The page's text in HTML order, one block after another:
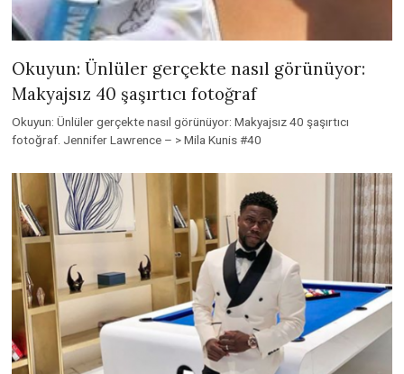
Okuyun: Ünlüler gerçekte nasıl görünüyor:
Makyajsız 40 şaşırtıcı fotoğraf
Okuyun: Ünlüler gerçekte nasıl görünüyor: Makyajsız 40 şaşırtıcı
fotoğraf. Jennifer Lawrence – > Mila Kunis #40